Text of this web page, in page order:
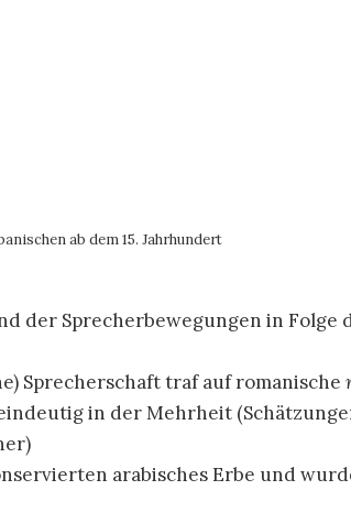
ab dem 15. Jahrhundert
der Sprecherbewegungen in Folge
Sprecherschaft traf auf romanische
in der Mehrheit
arabisches Erbe und